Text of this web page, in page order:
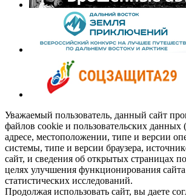
Уважаемый пользователь, данный сайт
файлов cookie и пользовательских
адресе, местоположении, типе и версии
системы, типе и версии браузера,
сайт, и сведения об открытых страницах
целях улучшения функционирования
статистических исследований.
Продолжая использовать сайт, вы даете